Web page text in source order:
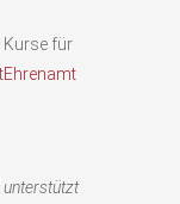
Kurse für
unterstützt